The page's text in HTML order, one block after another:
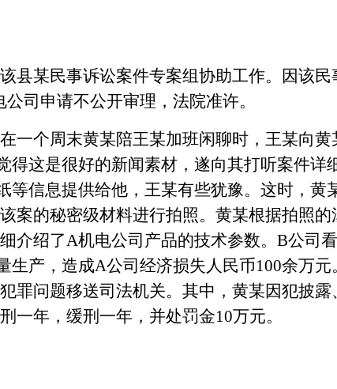
某民事诉讼案件专案组协助工作。因该民
司申请不公开审理，法院准许。
个周末黄某陪王某加班闲聊时，王某向黄
这是很好的新闻素材，遂向其打听案件详
等信息提供给他，王某有些犹豫。这时，黄
案的秘密级材料进行拍照。黄某根据拍照的
介绍了A机电公司产品的技术参数。B公司看
产，造成A公司经济损失人民币100余万元
罪问题移送司法机关。其中，黄某因犯披露
一年，缓刑一年，并处罚金10万元。